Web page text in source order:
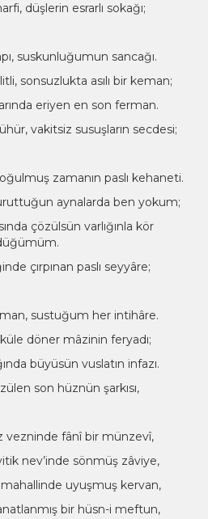
düşlerin esrarlı sokağı;
suskunluğumun sancağı.
sonsuzlukta asılı bir keman;
eriyen en son ferman.
vakitsiz susuşların secdesi;
zamanın paslı kehaneti.
aynalarda ben yokum;
çözülsün varlığınla kör
çırpınan paslı seyyâre;
sustuğum her intihâre.
küle döner mâzinin feryadı;
büyüsün vuslatın infazı.
son hüznün şarkısı,
vezninde fânî bir münzevî,
nev’inde sönmüş zâviye,
mahallinde uyuşmuş kervan,
bir hüsn-i meftun,